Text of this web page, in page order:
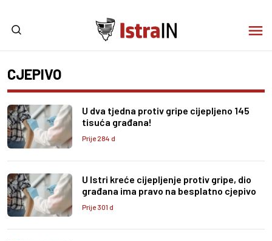
CJEPIVO
U dva tjedna protiv gripe cijepljeno 145
tisuća građana!
Prije 284 d
U Istri kreće cijepljenje protiv gripe, dio
građana ima pravo na besplatno cjepivo
Prije 301 d